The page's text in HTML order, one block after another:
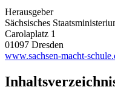
Herausgeber
Sächsisches
Carolaplatz 1
01097 Dresden
www.sachsen-macht-